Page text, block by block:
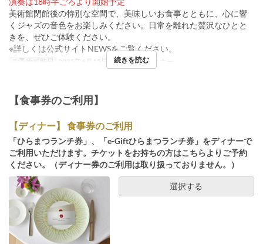
美術館閉館後の特別な空間で、美味しいお食事とともに、心に響
くジャズの音色をお楽しみください。日常を離れた贅沢なひとと
きを、ぜひご体験ください。
※詳しくは公式サイトNEWSをご覧ください。
ご予約可能日 2025年6月15日 食事時間 ディナー
続きを読む
【食事券のご利用】
【ディナー】 食事券のご利用
「ひらまつランチ券」、「e-Giftひらまつランチ券」をディナーで
ご利用いただけます。チケットをお持ちの方はこちらよりご予約
ください。（ディナー券のご利用は取り扱っておりません。）
選択する